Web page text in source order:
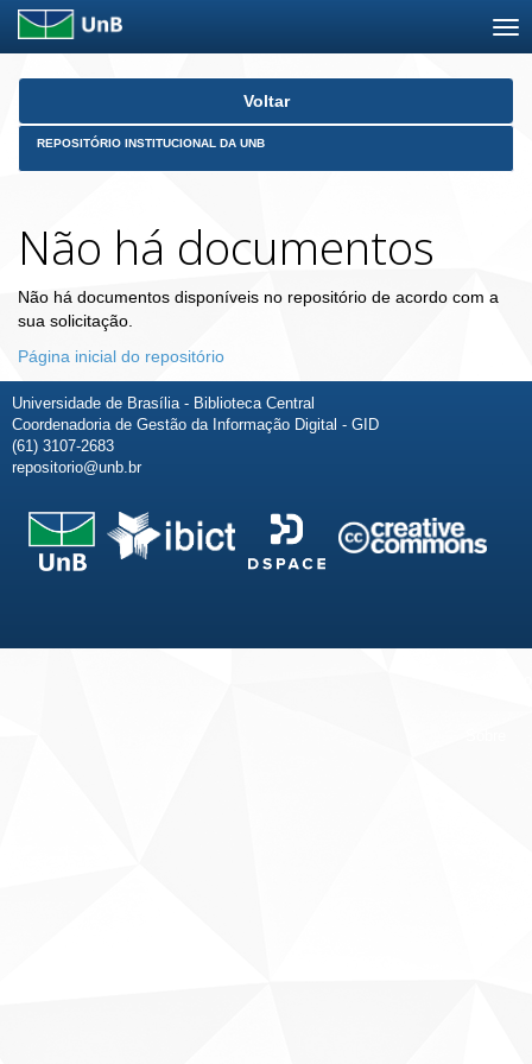
Skip
Voltar
REPOSITÓRIO INSTITUCIONAL DA UNB
Não há documentos
Não há documentos disponíveis no repositório de acordo com a
sua solicitação.
Página inicial do repositório
Universidade de Brasília - Biblioteca Central
Coordenadoria de Gestão da Informação Digital - GID
(61) 3107-2683
repositorio@unb.br